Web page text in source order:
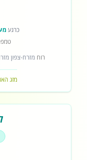
כרגע
רוח מזרח-צפון
מזג